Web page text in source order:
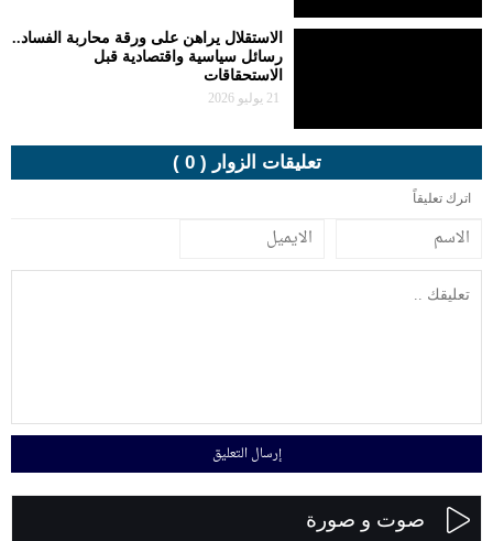
الاستقلال يراهن على ورقة محاربة الفساد..
رسائل سياسية واقتصادية قبل
الاستحقاقات
تعليقات الزوار ( 0 )
اترك تعليقاً
صوت و صورة